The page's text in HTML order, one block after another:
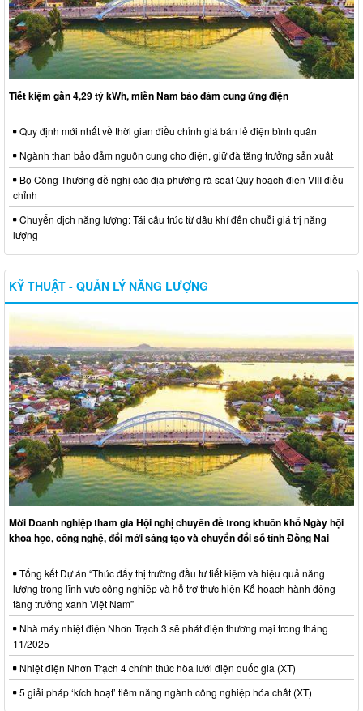
Tiết kiệm gần 4,29 tỷ kWh, miền Nam bảo đảm cung ứng điện
Quy định mới nhất về thời gian điều chỉnh giá bán lẻ điện bình quân
Ngành than bảo đảm nguồn cung cho điện, giữ đà tăng trưởng sản xuất
Bộ Công Thương đề nghị các địa phương rà soát Quy hoạch điện VIII điều
chỉnh
Chuyển dịch năng lượng: Tái cấu trúc từ dầu khí đến chuỗi giá trị năng
lượng
KỸ THUẬT - QUẢN LÝ NĂNG LƯỢNG
Mời Doanh nghiệp tham gia Hội nghị chuyên đề trong khuôn khổ Ngày hội
khoa học, công nghệ, đổi mới sáng tạo và chuyển đổi số tỉnh Đồng Nai
Tổng kết Dự án “Thúc đẩy thị trường đầu tư tiết kiệm và hiệu quả năng
lượng trong lĩnh vực công nghiệp và hỗ trợ thực hiện Kế hoạch hành động
tăng trưởng xanh Việt Nam”
Nhà máy nhiệt điện Nhơn Trạch 3 sẽ phát điện thương mại trong tháng
11/2025
Nhiệt điện Nhơn Trạch 4 chính thức hòa lưới điện quốc gia (XT)
5 giải pháp ‘kích hoạt’ tiềm năng ngành công nghiệp hóa chất (XT)